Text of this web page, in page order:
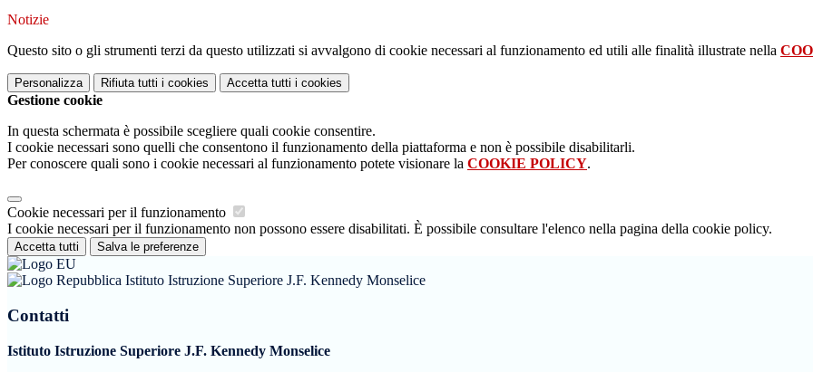
Notizie
Questo sito o gli strumenti terzi da questo utilizzati si avvalgono di cookie necessari al funzionamento ed utili alle finalità illustrate nella
Personalizza Rifiuta tutti i cookies Accetta tutti i cookies
Gestione cookie
In questa schermata è possibile scegliere quali cookie consentire.
I cookie necessari sono quelli che consentono il funzionamento della piattaforma e non è possibile disabilitarli.
Per conoscere quali sono i cookie necessari al funzionamento potete visionare la COOKIE POLICY.
Cookie necessari per il funzionamento
I cookie necessari per il funzionamento non possono essere disabilitati. È possibile consultare l'elenco nella pagina della cookie policy.
Accetta tutti Salva le preferenze
Istituto Istruzione Superiore J.F. Kennedy Monselice
Contatti
Istituto Istruzione Superiore J.F. Kennedy Monselice